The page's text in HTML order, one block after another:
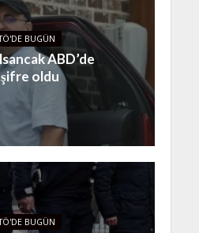
BUGÜN
ABD’de
oldu
BUGÜN